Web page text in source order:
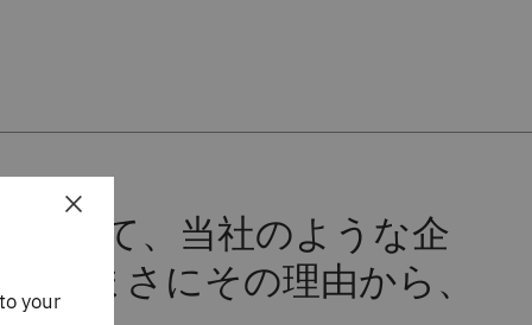
にして、当社のような企
はまさにその理由から、
×
your